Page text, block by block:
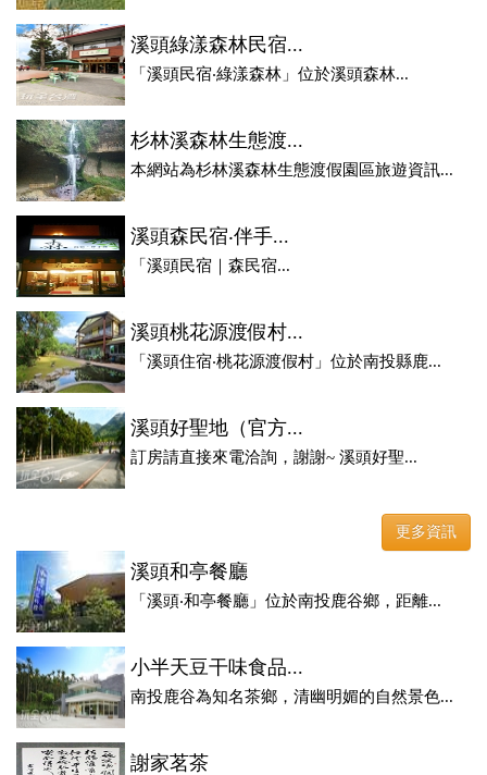
溪頭綠漾森林民宿...
「溪頭民宿‧綠漾森林」位於溪頭森林...
杉林溪森林生態渡...
本網站為杉林溪森林生態渡假園區旅遊資訊...
溪頭森民宿‧伴手...
「溪頭民宿｜森民宿...
溪頭桃花源渡假村...
「溪頭住宿‧桃花源渡假村」位於南投縣鹿...
溪頭好聖地（官方...
訂房請直接來電洽詢，謝謝~ 溪頭好聖...
更多資訊
溪頭和亭餐廳
「溪頭‧和亭餐廳」位於南投鹿谷鄉，距離...
小半天豆干味食品...
南投鹿谷為知名茶鄉，清幽明媚的自然景色...
謝家茗茶